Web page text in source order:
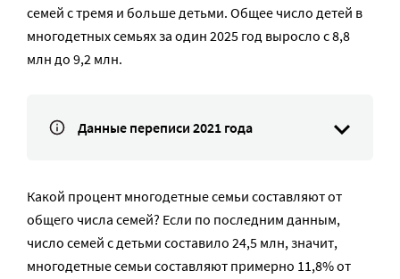
семей с тремя и больше детьми. Общее число детей в
многодетных семьях за один 2025 год выросло с 8,8
млн до 9,2 млн.
Данные переписи 2021 года
Какой процент многодетные семьи составляют от
общего числа семей? Если по последним данным,
число семей с детьми составило 24,5 млн, значит,
многодетные семьи составляют примерно 11,8% от